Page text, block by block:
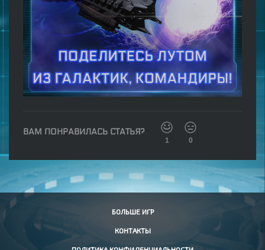
ВАМ ПОНРАВИЛАСЬ СТАТЬЯ?
1 0
БОЛЬШЕ ИГР
КОНТАКТЫ